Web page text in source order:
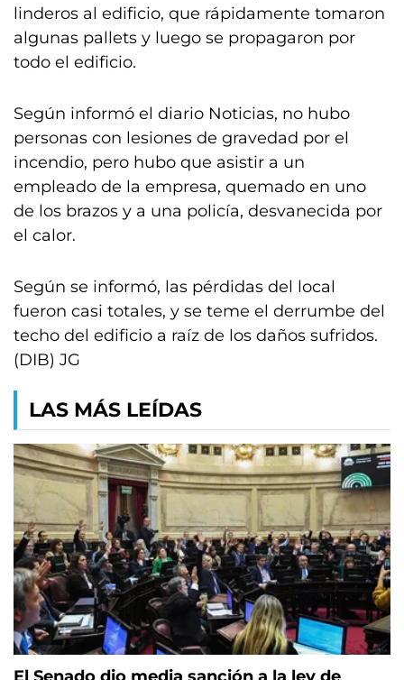
linderos al edificio, que rápidamente tomaron
algunas pallets y luego se propagaron por
todo el edificio.
Según informó el diario Noticias, no hubo
personas con lesiones de gravedad por el
incendio, pero hubo que asistir a un
empleado de la empresa, quemado en uno
de los brazos y a una policía, desvanecida por
el calor.
Según se informó, las pérdidas del local
fueron casi totales, y se teme el derrumbe del
techo del edificio a raíz de los daños sufridos.
(DIB) JG
LAS MÁS LEÍDAS